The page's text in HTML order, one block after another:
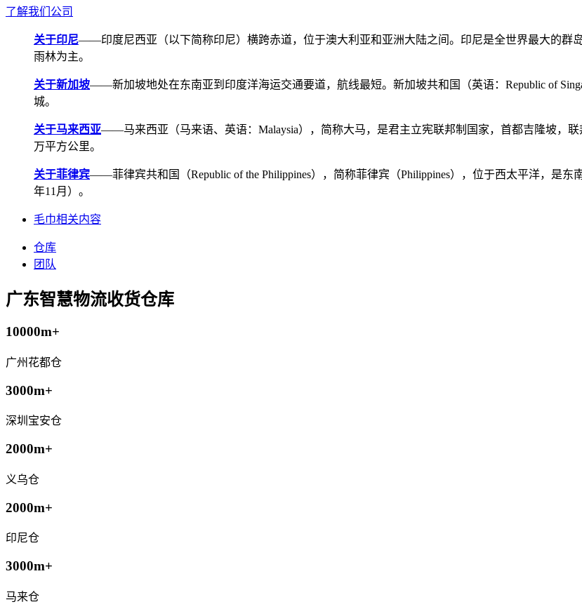
了解我们公司
关于印尼——印度尼西亚（以下简称印尼）横跨赤道，位于澳大利亚和亚洲大陆之间。印尼是全世界最大的群
雨林为主。
关于新加坡——新加坡地处在东南亚到印度洋海运交通要道，航线最短。新加坡共和国（英语：Republic of
城。
关于马来西亚——马来西亚（马来语、英语：Malaysia），简称大马，是君主立宪联邦制国家，首都吉隆坡，
万平方公里。
关于菲律宾——菲律宾共和国（Republic of the Philippines），简称菲律宾（Philippines），位于西太平洋，是
年11月）。
毛巾相关内容
仓库
团队
广东智慧物流收货仓库
10000m+
广州花都仓
3000m+
深圳宝安仓
2000m+
义乌仓
2000m+
印尼仓
3000m+
马来仓